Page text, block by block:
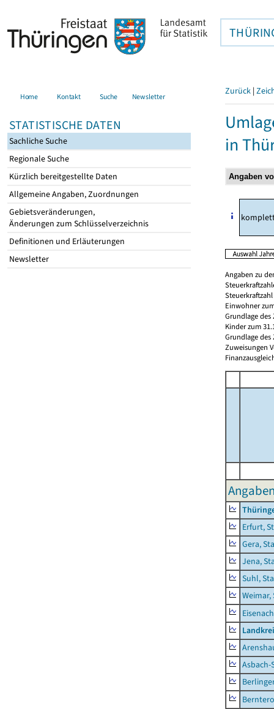
Home Kontakt Suche Newsletter
STATISTISCHE DATEN
Sachliche Suche
Regionale Suche
Kürzlich bereitgestellte Daten
Allgemeine Angaben, Zuordnungen
Gebietsveränderungen,
Änderungen zum Schlüsselverzeichnis
Definitionen und Erläuterungen
Newsletter
Zurück |
in
Angaben zu
Einwohner
Grundlage des
Kinder zum
Grundlage des
Zuweisungen
Erfurt,
Gera,
Jena,
Suhl,
Weimar,
Asbach-